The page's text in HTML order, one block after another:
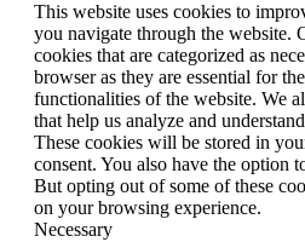
This website uses cookies to
you navigate through the website.
cookies that are categorized as
browser as they are essential for
functionalities of the website. We
that help us analyze and
These cookies will be stored in
consent. You also have the option
But opting out of some of these
on your browsing experience.
Necessary